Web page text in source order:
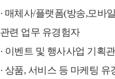
· 매체사/플랫폼(방송,모바
관련 업무 유경험자
· 이벤트 및 행사사업 기획
· 상품, 서비스 등 마케팅 유